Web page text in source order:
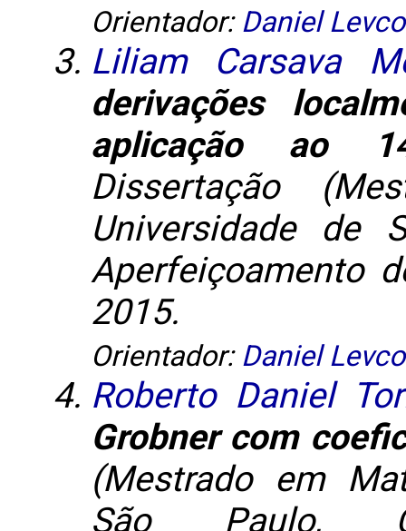
Orientador: Daniel
Liliam Carsava
derivações
aplicação ao
Dissertação
Universidade de
Aperfeiçoamento
2015.
Orientador: Daniel
Roberto Daniel
Grobner com
(Mestrado em
São Paulo,